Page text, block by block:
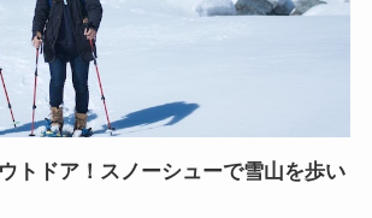
トドア！スノーシューで雪山を歩い